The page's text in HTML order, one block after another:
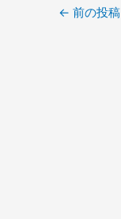
← 前の投稿